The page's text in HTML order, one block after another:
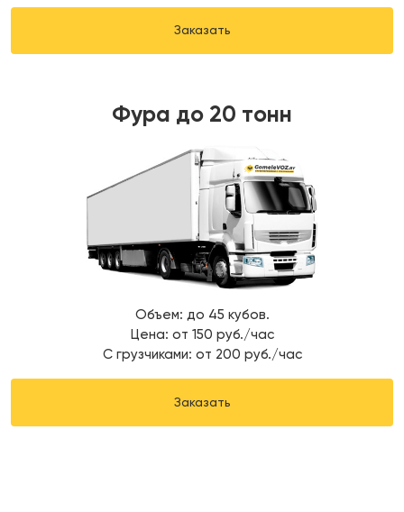
Заказать
Фура до 20 тонн
Объем: до 45 кубов.
Цена: от 150 руб./час
С грузчиками: от 200 руб./час
Заказать